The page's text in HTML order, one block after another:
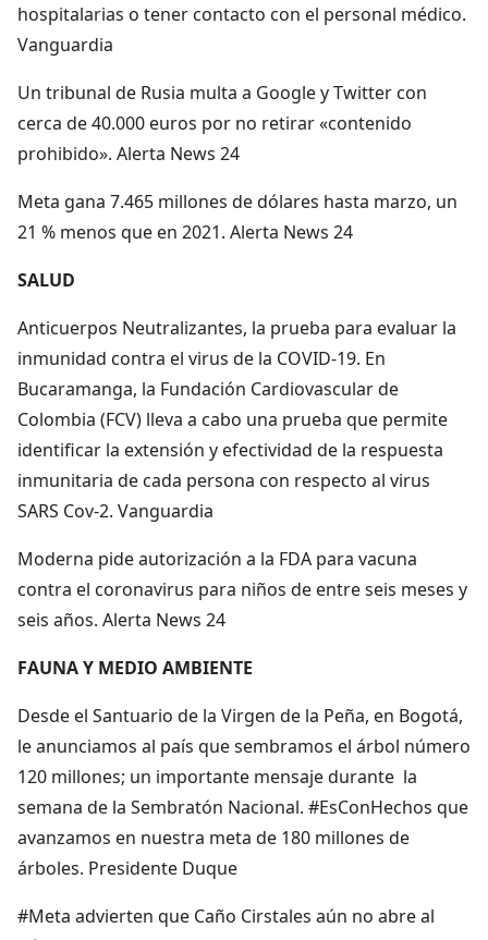
hospitalarias o tener contacto con el personal médico.
Vanguardia
Un tribunal de Rusia multa a Google y Twitter con
cerca de 40.000 euros por no retirar «contenido
prohibido». Alerta News 24
Meta gana 7.465 millones de dólares hasta marzo, un
21 % menos que en 2021. Alerta News 24
SALUD
Anticuerpos Neutralizantes, la prueba para evaluar la
inmunidad contra el virus de la COVID-19. En
Bucaramanga, la Fundación Cardiovascular de
Colombia (FCV) lleva a cabo una prueba que permite
identificar la extensión y efectividad de la respuesta
inmunitaria de cada persona con respecto al virus
SARS Cov-2. Vanguardia
Moderna pide autorización a la FDA para vacuna
contra el coronavirus para niños de entre seis meses y
seis años. Alerta News 24
FAUNA Y MEDIO AMBIENTE
Desde el Santuario de la Virgen de la Peña, en Bogotá,
le anunciamos al país que sembramos el árbol número
120 millones; un importante mensaje durante la
semana de la Sembratón Nacional. #EsConHechos que
avanzamos en nuestra meta de 180 millones de
árboles. Presidente Duque
#Meta advierten que Caño Cirstales aún no abre al